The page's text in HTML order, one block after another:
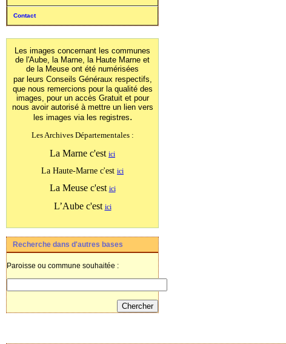
Contact
Les images concernant les communes
de l'Aube, la Marne, la Haute Marne et
de la Meuse ont été numérisées
par leurs Conseils Généraux respectifs,
que nous remercions pour la qualité des
images, pour un accès Gratuit et pour
nous avoir autorisé à mettre un lien vers
les images via les registres.
Les Archives Départementales :
La Marne c'est ici
La Haute-Marne c'est ici
La Meuse c'est ici
L’Aube c'est ici
Recherche dans d'autres bases
Paroisse ou commune souhaitée :